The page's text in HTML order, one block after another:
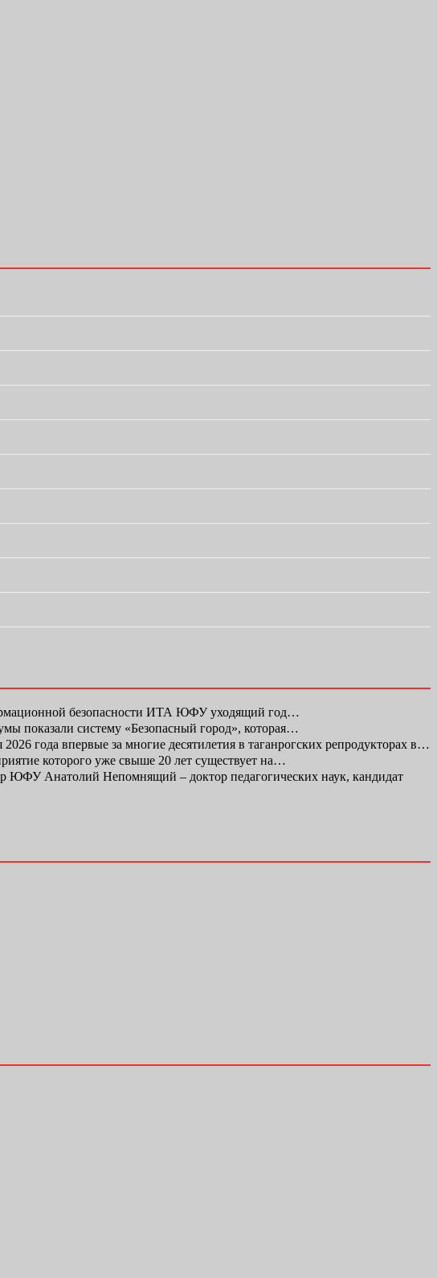
безопасности ИТА ЮФУ уходящий год…
показали систему «Безопасный город», которая…
2026 года впервые за многие десятилетия в таганрогских репродукторах в…
которого уже свыше 20 лет существует на…
ЮФУ Анатолий Непомнящий – доктор педагогических наук, кандидат